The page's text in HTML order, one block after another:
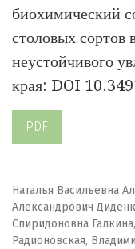
биохимический
столовых сортов
неустойчивого
края: DOI
PDF
Наталья Васильевна
Александрович
Спиридоновна
Радионовская,